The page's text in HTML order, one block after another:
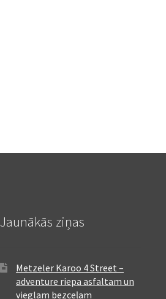
Jaunākās ziņas
Metzeler Karoo 4 Street –
adventure riepa asfaltam un
vieglam bezceļam